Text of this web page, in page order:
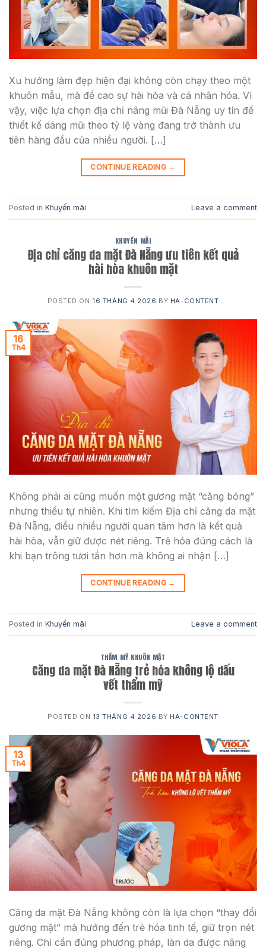
Xu hướng làm đẹp hiện đại không còn chạy theo một
khuôn mẫu, mà đề cao sự hài hòa và cá nhân hóa. Vì
vậy, việc lựa chọn địa chỉ nâng mũi Đà Nẵng uy tín để
thiết kế dáng mũi theo tỷ lệ vàng đang trở thành ưu
tiên hàng đầu của nhiều người. […]
CONTINUE READING →
Posted in Khuyến mãi Leave a comment
KHUYẾN MÃI
Địa chỉ căng da mặt Đà Nẵng ưu tiên kết quả
hài hòa khuôn mặt
POSTED ON 16 THÁNG 4 2026 BY HA-CONTENT
16
Th4
Không phải ai cũng muốn một gương mặt “căng bóng”
nhưng thiếu tự nhiên. Khi tìm kiếm Địa chỉ căng da mặt
Đà Nẵng, điều nhiều người quan tâm hơn là kết quả
hài hòa, vẫn giữ được nét riêng. Trẻ hóa đúng cách là
khi bạn trông tươi tắn hơn mà không ai nhận […]
CONTINUE READING →
Posted in Khuyến mãi Leave a comment
THẨM MỸ KHUÔN MẶT
Căng da mặt Đà Nẵng trẻ hóa không lộ dấu
vết thẩm mỹ
POSTED ON 13 THÁNG 4 2026 BY HA-CONTENT
13
Th4
Căng da mặt Đà Nẵng không còn là lựa chọn “thay đổi
gương mặt” mà hướng đến trẻ hóa tinh tế, giữ trọn nét
riêng. Chỉ cần đúng phương pháp, làn da được nâng